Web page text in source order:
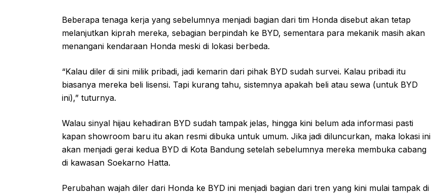
Beberapa tenaga kerja yang sebelumnya menjadi bagian dari tim Honda disebut akan tetap
melanjutkan kiprah mereka, sebagian berpindah ke BYD, sementara para mekanik masih akan
menangani kendaraan Honda meski di lokasi berbeda.
“Kalau diler di sini milik pribadi, jadi kemarin dari pihak BYD sudah survei. Kalau pribadi itu
biasanya mereka beli lisensi. Tapi kurang tahu, sistemnya apakah beli atau sewa (untuk BYD
ini),” tuturnya.
Walau sinyal hijau kehadiran BYD sudah tampak jelas, hingga kini belum ada informasi pasti
kapan showroom baru itu akan resmi dibuka untuk umum. Jika jadi diluncurkan, maka lokasi ini
akan menjadi gerai kedua BYD di Kota Bandung setelah sebelumnya mereka membuka cabang
di kawasan Soekarno Hatta.
Perubahan wajah diler dari Honda ke BYD ini menjadi bagian dari tren yang kini mulai tampak di